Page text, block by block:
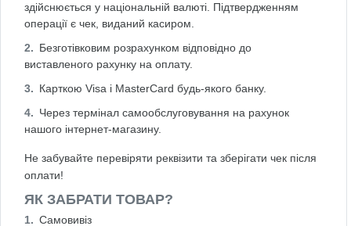
здійснюється у національній валюті. Підтвердженням
операції є чек, виданий касиром.
Безготівковим розрахунком відповідно до
виставленого рахунку на оплату.
Карткою Visa і MasterCard будь-якого банку.
Через термінал самообслуговування на рахунок
нашого інтернет-магазину.
Не забувайте перевіряти реквізити та зберігати чек після
оплати!
ЯК ЗАБРАТИ ТОВАР?
Самовивіз